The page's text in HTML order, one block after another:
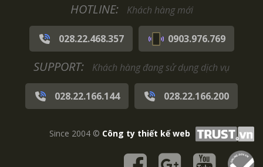
HOTLINE: Khách hàng mới
028.22.468.357 0903.976.769
SUPPORT: Khách hàng đang sử dụng dịch vụ
028.22.166.144 028.22.166.200
Since 2004 © Công ty thiết kế web